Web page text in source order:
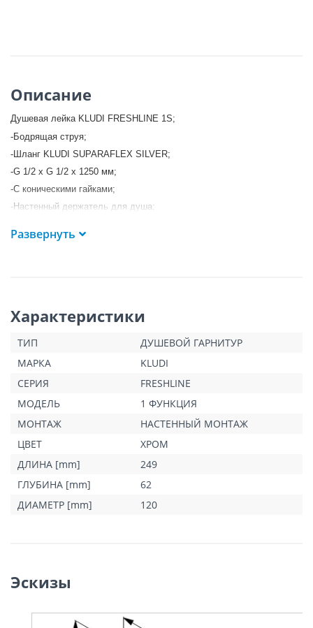
Описание
Душевая лейка KLUDI FRESHLINE 1S;
-Бодрящая струя;
-Шланг KLUDI SUPARAFLEX SILVER;
-G 1/2 x G 1/2 x 1250 мм;
-С коническими гайками;
-Настенный держатель для душа;
Развернуть
Характеристики
ТИП
ДУШЕВОЙ ГАРНИТУР
МАРКА
KLUDI
СЕРИЯ
FRESHLINE
МОДЕЛЬ
1 ФУНКЦИЯ
МОНТАЖ
НАСТЕННЫЙ МОНТАЖ
ЦВЕТ
ХРОМ
ДЛИНА [mm]
249
ГЛУБИНА [mm]
62
ДИАМЕТР [mm]
120
Эскизы